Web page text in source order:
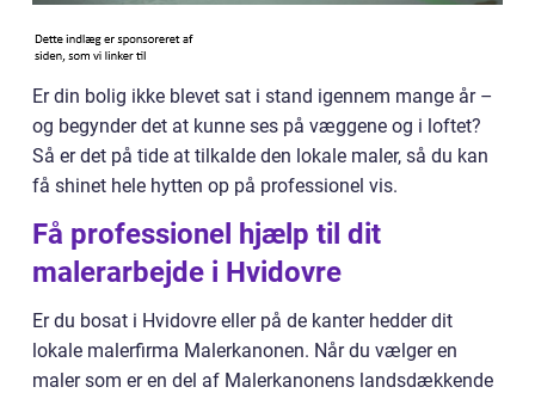
Er din bolig ikke blevet sat i stand igennem mange år –
og begynder det at kunne ses på væggene og i loftet?
Så er det på tide at tilkalde den lokale maler, så du kan
få shinet hele hytten op på professionel vis.
Få professionel hjælp til dit
malerarbejde i Hvidovre
Er du bosat i Hvidovre eller på de kanter hedder dit
lokale malerfirma Malerkanonen. Når du vælger en
maler som er en del af Malerkanonens landsdækkende